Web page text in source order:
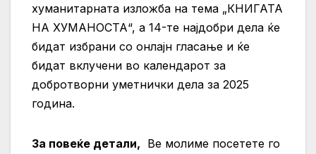
хуманитарната изложба на тема „КНИГАТА
НА ХУМАНОСТА“, а 14-те најдобри дела ќе
бидат избрани со онлајн гласање и ќе
бидат вклучени во календарот за
добротворни уметнички дела за 2025
година.
За повеќе детали, Ве молиме посетете го